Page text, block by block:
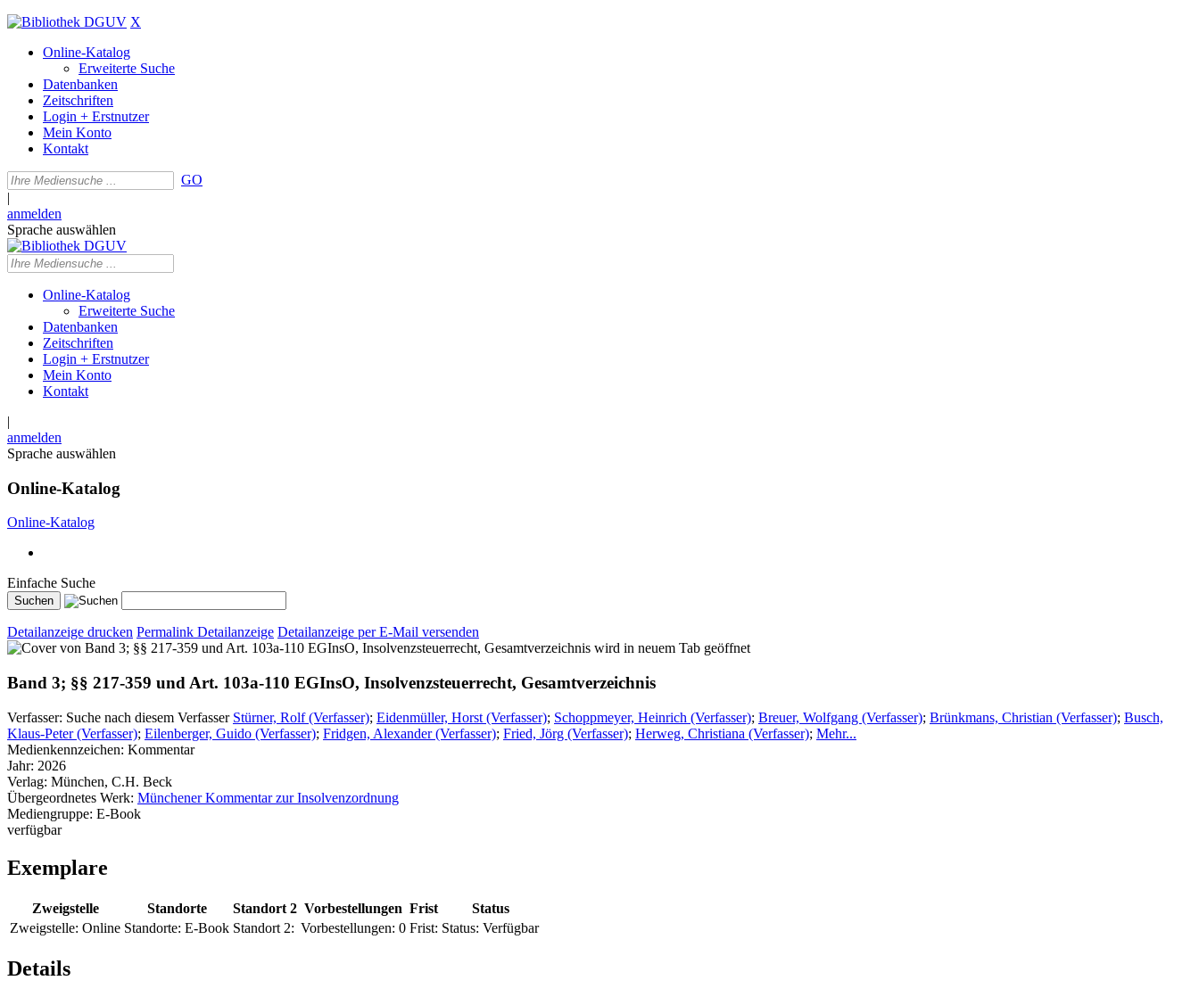
X
Online-Katalog
Erweiterte Suche
Datenbanken
Zeitschriften
Login + Erstnutzer
Mein Konto
Kontakt
GO
|
anmelden
Sprache auswählen
Online-Katalog
Erweiterte Suche
Datenbanken
Zeitschriften
Login + Erstnutzer
Mein Konto
Kontakt
|
anmelden
Sprache auswählen
Online-Katalog
Online-Katalog
Einfache Suche
Detailanzeige drucken Permalink Detailanzeige Detailanzeige per E-Mail versenden
wird in neuem Tab geöffnet
Band 3; §§ 217-359 und Art. 103a-110 EGInsO, Insolvenzsteuerrecht, Gesamtverzeichnis
Verfasser: Suche nach diesem Verfasser Stürner, Rolf (Verfasser); Eidenmüller, Horst (Verfasser); Schoppmeyer, Heinrich (Verfasser); Breuer, Wolfgang (Verfasser); Brünkmans, Christian (Verfasser); Busch,
Klaus-Peter (Verfasser); Eilenberger, Guido (Verfasser); Fridgen, Alexander (Verfasser); Fried, Jörg (Verfasser); Herweg, Christiana (Verfasser); Mehr...
Medienkennzeichen: Kommentar
Jahr: 2026
Verlag: München, C.H. Beck
Übergeordnetes Werk: Münchener Kommentar zur Insolvenzordnung
Mediengruppe: E-Book
verfügbar
Exemplare
Zweigstelle Standorte Standort 2 Vorbestellungen Frist
Status
Zweigstelle: Online Standorte: E-Book Standort 2: Vorbestellungen: 0 Frist: Status: Verfügbar
Details